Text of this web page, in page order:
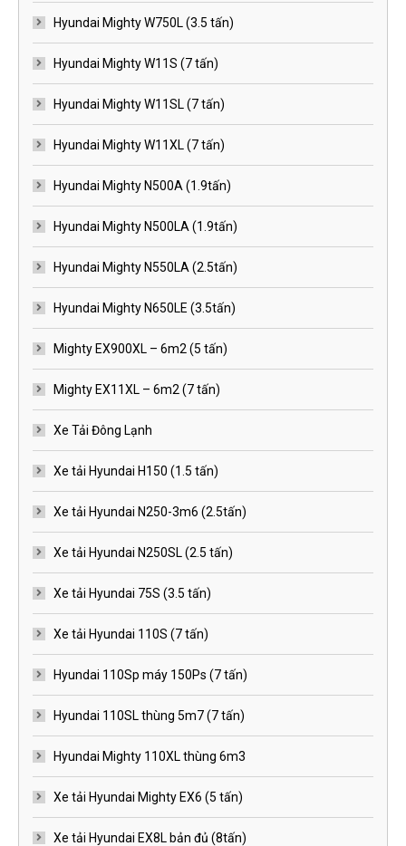
Hyundai Mighty W750L (3.5 tấn)
Hyundai Mighty W11S (7 tấn)
Hyundai Mighty W11SL (7 tấn)
Hyundai Mighty W11XL (7 tấn)
Hyundai Mighty N500A (1.9tấn)
Hyundai Mighty N500LA (1.9tấn)
Hyundai Mighty N550LA (2.5tấn)
Hyundai Mighty N650LE (3.5tấn)
Mighty EX900XL – 6m2 (5 tấn)
Mighty EX11XL – 6m2 (7 tấn)
Xe Tải Đông Lạnh
Xe tải Hyundai H150 (1.5 tấn)
Xe tải Hyundai N250-3m6 (2.5tấn)
Xe tải Hyundai N250SL (2.5 tấn)
Xe tải Hyundai 75S (3.5 tấn)
Xe tải Hyundai 110S (7 tấn)
Hyundai 110Sp máy 150Ps (7 tấn)
Hyundai 110SL thùng 5m7 (7 tấn)
Hyundai Mighty 110XL thùng 6m3
Xe tải Hyundai Mighty EX6 (5 tấn)
Xe tải Hyundai EX8L bản đủ (8tấn)